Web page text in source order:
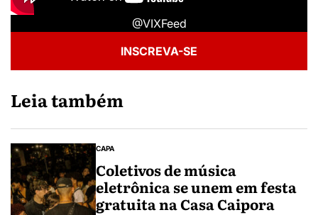
@VIXFeed
INSCREVA-SE
Leia também
CAPA
Coletivos de música
eletrônica se unem em festa
gratuita na Casa Caipora